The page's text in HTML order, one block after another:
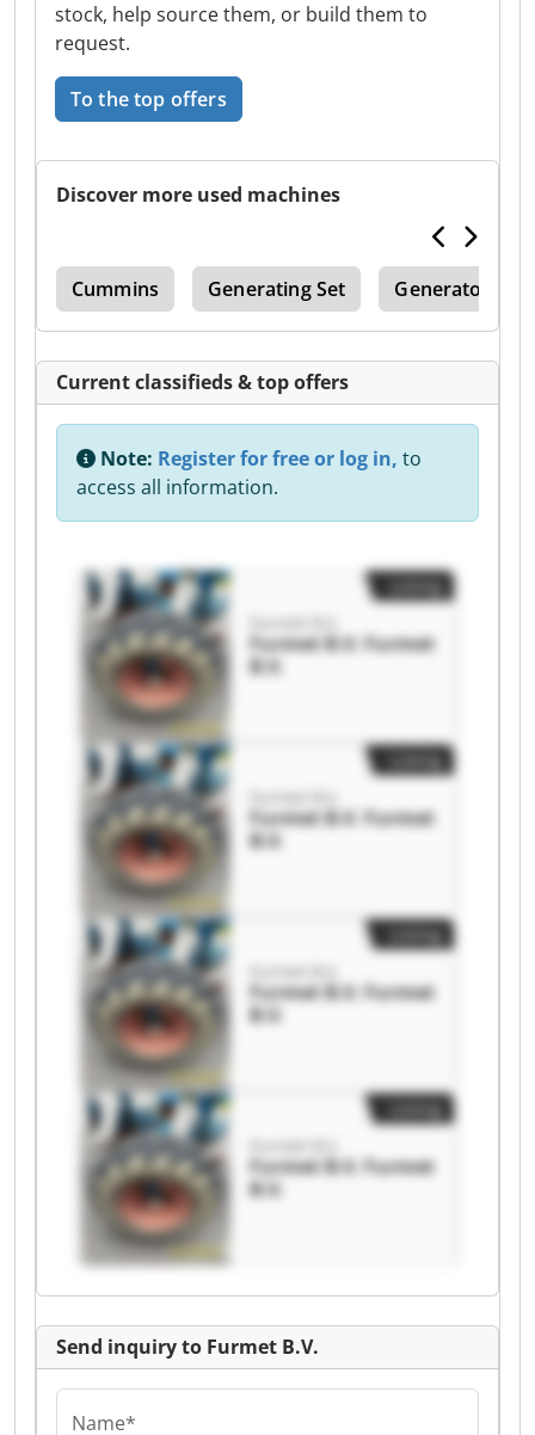
stock, help source them, or build them to
request.
To the top offers
Discover more used machines
Cummins Generating Set Generator Set
Current classifieds & top offers
Note: Register for free or log in, to
access all information.
Furmet B.V.
Furmet B.V. Furmet
B.V.
Furmet B.V.
Furmet B.V. Furmet
B.V.
Furmet B.V.
Furmet B.V. Furmet
B.V.
Furmet B.V.
Furmet B.V. Furmet
B.V.
Send inquiry to Furmet B.V.
Name*